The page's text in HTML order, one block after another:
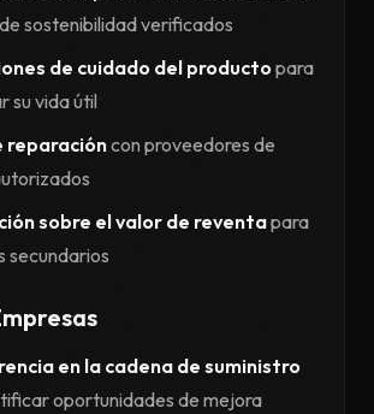
sostenibilidad verificados
de cuidado del producto para
su vida útil
reparacióncon proveedores de
sobre el valor de reventapara
secundarios
en la cadena de suministro
oportunidades de mejora